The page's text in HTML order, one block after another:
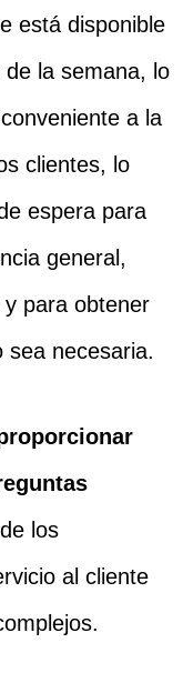
está disponible
la semana, lo
a la
clientes, lo
espera para
general,
y para obtener
sea necesaria.
los
al cliente